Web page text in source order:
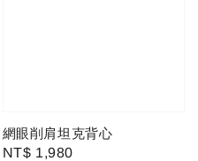
網眼削肩坦克背心
Regular
NT$ 1,980